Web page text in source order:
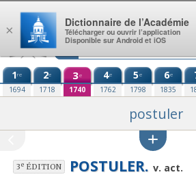
Aller au contenu
1re
1694
2e
1718
3e
1740
4e
1762
5e
1798
6e
1835
postuler
3eÉDITION POSTULER. v. act.
×
Dictionnaire de l’Académie
Télécharger ou ouvrir l’application
Disponible sur Android et iOS